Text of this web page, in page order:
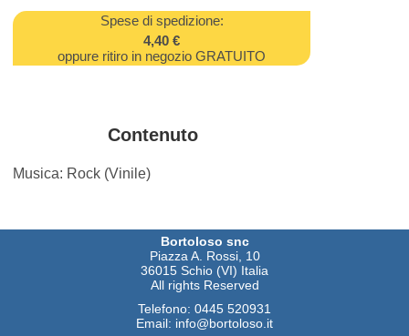
Spese di spedizione:
4,40 €
oppure ritiro in negozio GRATUITO
Contenuto
Musica: Rock (Vinile)
Bortoloso snc
Piazza A. Rossi, 10
36015 Schio (VI) Italia
All rights Reserved
Telefono: 0445 520931
Email: info@bortoloso.it